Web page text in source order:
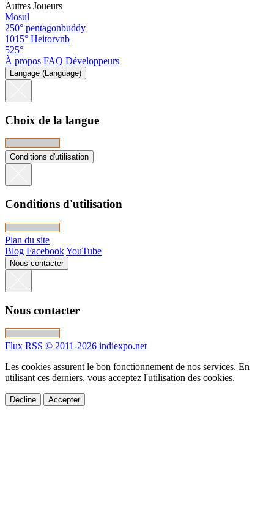
Autres Joueurs
Mosul
250° pentagonbuddy
1015° Heitorvnb
525°
À propos FAQ Développeurs
Langage (Language)
Choix de la langue
Conditions d'utilisation
Conditions d'utilisation
Plan du site
Blog FacebookYouTube
Nous contacter
Nous contacter
Flux RSS © 2011-2026 indiexpo.net
Les cookies assurent le bon fonctionnement de nos services. En
utilisant ces derniers, vous acceptez l'utilisation des cookies.
Decline Accepter